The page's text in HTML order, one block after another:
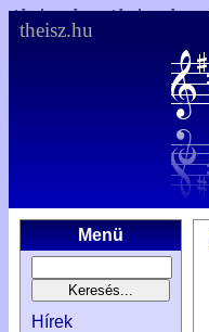
theisz.hu
Menü
Hírek